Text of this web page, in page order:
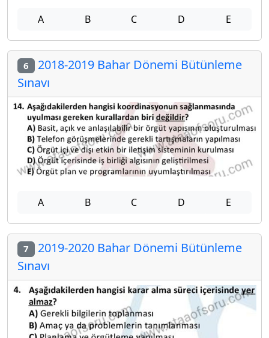
A B C D E
6 2018-2019 Bahar Dönemi Bütünleme
Sınavı
A B C D E
7 2019-2020 Bahar Dönemi Bütünleme
Sınavı